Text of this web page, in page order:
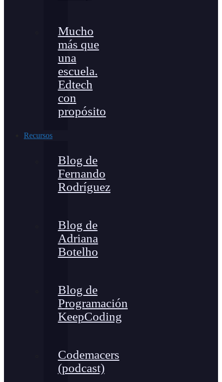
Mucho
más que
una
escuela.
Edtech
con
propósito
Recursos
Blog de
Fernando
Rodríguez
Blog de
Adriana
Botelho
Blog de
Programación
KeepCoding
Codemacers
(podcast)